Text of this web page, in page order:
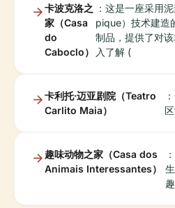
卡波克洛之
家（Casa
do
Caboclo）
：这是一座采用
pique）技术建造
制品，提供了对
入了解 (
卡利托·迈亚剧院（Teatro
Carlito Maia）
趣味动物之家（Casa dos
Animais Interessantes）
趣